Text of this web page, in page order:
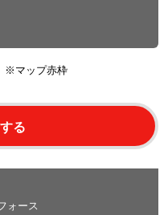
※マップ赤枠
る
ォース